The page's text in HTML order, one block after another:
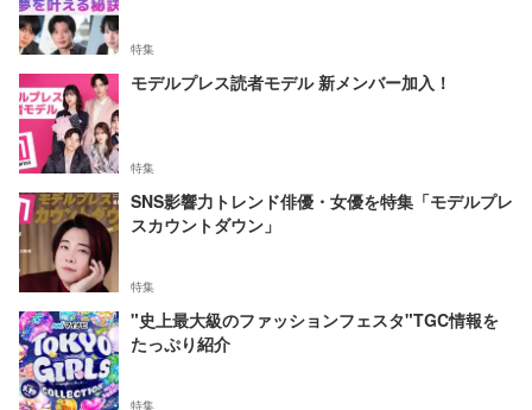
特集
モデルプレス読者モデル 新メンバー加入！
特集
SNS影響力トレンド俳優・女優を特集「モデルプレ
スカウントダウン」
特集
"史上最大級のファッションフェスタ"TGC情報を
たっぷり紹介
特集